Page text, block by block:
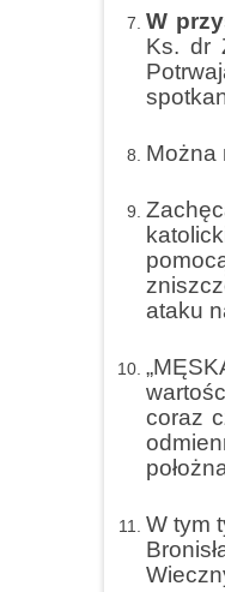
W
Ks. dr
Można
ataku
coraz
W tym